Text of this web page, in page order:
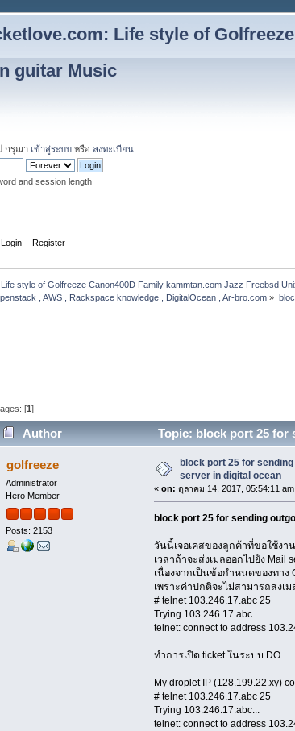
Life style of
guitar Music
กรุณา เข้าสู่ระบบ หรือ ลงทะเบียน
and session length
Login Register
style of Golfreeze Canon400D Family kammtan.com Jazz Freebsd
, AWS , Rackspace knowledge , DigitalOcean , Ar-bro.com »
[1]
Author
Topic: block port 25 for
times)
golfreeze
Administrator
Hero Member
Posts: 2153
block port 25 for
server in digital ocean
« on: ตุลาคม 14, 2017, 05:54:11
block port 25 for sending
วันนี้เจอเคสของลูกค้าที่ขอใช้งา
เวลาถ้าจะส่งเมลออกไปยัง
เนื่องจากเป็นข้อกำหนดของทาง
เพราะค่าปกติจะไม่สามารถส่งเ
# telnet 103.246.17.abc 25
Trying 103.246.17.abc ...
telnet: connect to address
ทำการเปิด ticket ในระบบ DO
My droplet IP (128.199.22.xy)
# telnet 103.246.17.abc 25
Trying 103.246.17.abc...
telnet: connect to address